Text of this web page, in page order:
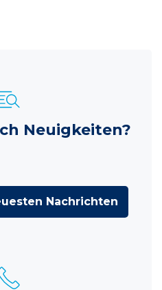
Neuigkeiten?
Nachrichten